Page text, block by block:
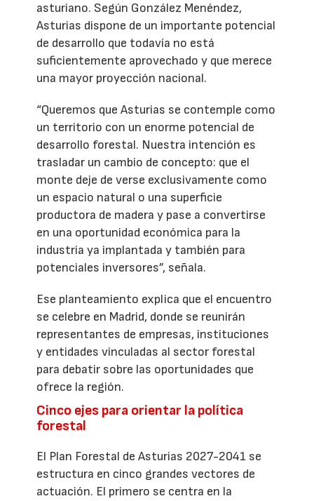
asturiano. Según González Menéndez,
Asturias dispone de un importante potencial
de desarrollo que todavía no está
suficientemente aprovechado y que merece
una mayor proyección nacional.
“Queremos que Asturias se contemple como
un territorio con un enorme potencial de
desarrollo forestal. Nuestra intención es
trasladar un cambio de concepto: que el
monte deje de verse exclusivamente como
un espacio natural o una superficie
productora de madera y pase a convertirse
en una oportunidad económica para la
industria ya implantada y también para
potenciales inversores”, señala.
Ese planteamiento explica que el encuentro
se celebre en Madrid, donde se reunirán
representantes de empresas, instituciones
y entidades vinculadas al sector forestal
para debatir sobre las oportunidades que
ofrece la región.
Cinco ejes para orientar la política
forestal
El Plan Forestal de Asturias 2027-2041 se
estructura en cinco grandes vectores de
actuación. El primero se centra en la